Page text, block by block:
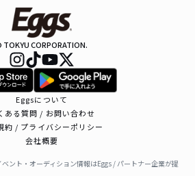
TOKYU CORPORATION.
Eggsについて
ある質問 / お問い合わせ
約 / プライバシーポリシー
会社概要
ント・オーディション情報はEggs / パートナー企業が提